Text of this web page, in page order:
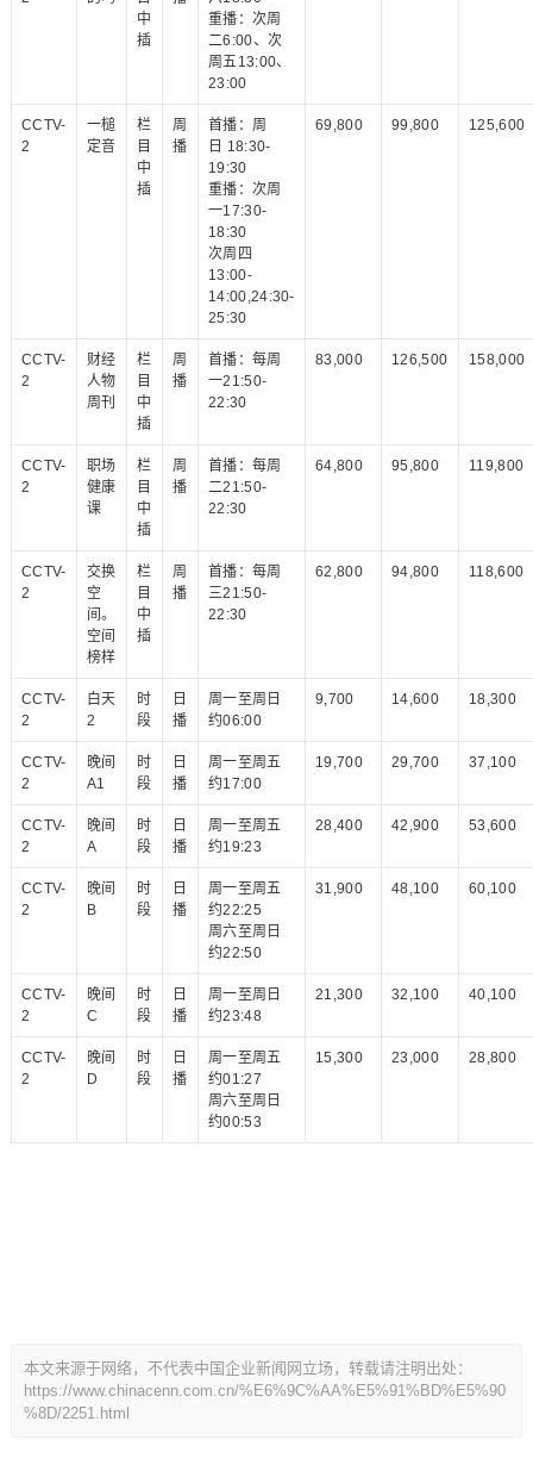
中
插
重播：次周
二6:00、次
周五13:00、
23:00
CCTV-
2
一槌
定音
栏
目
中
插
周
播
首播：周
日 18:30-
19:30
重播：次周
一17:30-
18:30
次周四
13:00-
14:00,24:30-
25:30
69,800 99,800 125,600
CCTV-
2
财经
人物
周刊
栏
目
中
插
周
播
首播：每周
一21:50-
22:30
83,000 126,500 158,000
CCTV-
2
职场
健康
课
栏
目
中
插
周
播
首播：每周
二21:50-
22:30
64,800 95,800 119,800
CCTV-
2
交换
空
间。
空间
榜样
栏
目
中
插
周
播
首播：每周
三21:50-
22:30
62,800 94,800 118,600
CCTV-
2
白天
2
时
段
日
播
周一至周日
约06:00
9,700 14,600 18,300
CCTV-
2
晚间
A1
时
段
日
播
周一至周五
约17:00
19,700 29,700 37,100
CCTV-
2
晚间
A
时
段
日
播
周一至周五
约19:23
28,400 42,900 53,600
CCTV-
2
晚间
B
时
段
日
播
周一至周五
约22:25
周六至周日
约22:50
31,900 48,100 60,100
CCTV-
2
晚间
C
时
段
日
播
周一至周日
约23:48
21,300 32,100 40,100
CCTV-
2
晚间
D
时
段
日
播
周一至周五
约01:27
周六至周日
约00:53
15,300 23,000 28,800
本文来源于网络，不代表中国企业新闻网立场，转载请注明出处：
https://www.chinacenn.com.cn/%E6%9C%AA%E5%91%BD%E5%90
%8D/2251.html